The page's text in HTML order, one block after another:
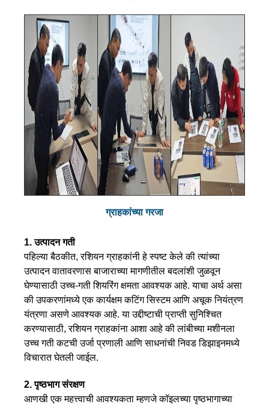
ग्राहकांच्या गरजा
1. उत्पादन गती
पहिल्या बैठकीत, रशियन ग्राहकांनी हे स्पष्ट केले की त्यांच्या
उत्पादन वातावरणास बाजाराच्या मागणीतील बदलांशी जुळवून
घेण्यासाठी उच्च-गती शियरिंग क्षमता आवश्यक आहे. याचा अर्थ असा
की उपकरणांमध्ये एक कार्यक्षम कटिंग सिस्टम आणि अचूक नियंत्रण
यंत्रणा असणे आवश्यक आहे. या उद्दीष्टाची प्राप्ती सुनिश्चित
करण्यासाठी, रशियन ग्राहकांना आशा आहे की लांबीच्या मशीनला
उच्च गती कटची उर्जा प्रणाली आणि साधनांची निवड डिझाइनमध्ये
विचारात घेतली जाईल.
2. पृष्ठभाग संरक्षण
आणखी एक महत्त्वाची आवश्यकता म्हणजे कॉइलच्या पृष्ठभागाच्या